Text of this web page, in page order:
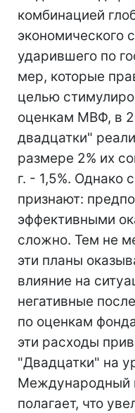
комбинацией
экономического
ударившего по
мер, которые
целью
оценкам МВФ, в
двадцатки"
размере 2% их
г. - 1,5%. Однако
признают:
эффективными
сложно. Тем не
эти планы
влияние на
негативные
по оценкам
эти расходы
"Двадцатки" на
Международный
полагает, что